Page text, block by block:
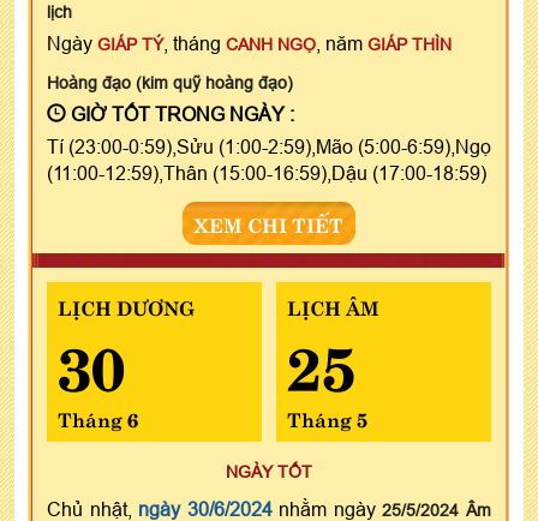
lịch
Ngày GIÁP TÝ, tháng CANH NGỌ , năm GIÁP THÌN
Hoàng đạo (kim quỹ hoàng đạo)
GIỜ TỐT TRONG NGÀY :
Tí (23:00-0:59),Sửu (1:00-2:59),Mão (5:00-6:59),Ngọ
(11:00-12:59),Thân (15:00-16:59),Dậu (17:00-18:59)
XEM CHI TIẾT
LỊCH DƯƠNG
30
Tháng 6
LỊCH ÂM
25
Tháng 5
NGÀY TỐT
Chủ nhật, ngày 30/6/2024nhằm ngày25/5/2024 Âm